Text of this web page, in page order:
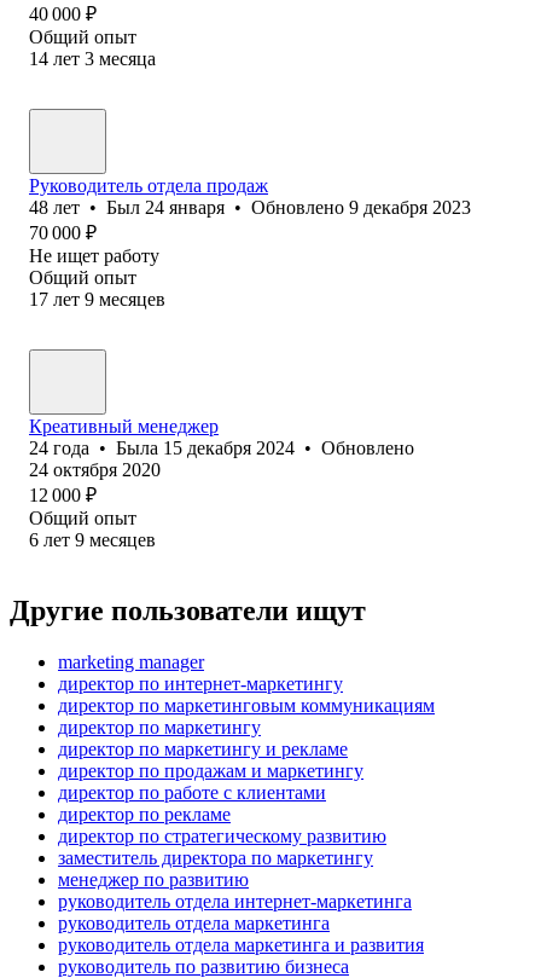
40 000 ₽
Общий опыт
14 лет 3 месяца
Руководитель отдела продаж
48 лет • Был 24 января • Обновлено 9 декабря 2023
70 000 ₽
Не ищет работу
Общий опыт
17 лет 9 месяцев
Креативный менеджер
24 года • Была 15 декабря 2024 • Обновлено
24 октября 2020
12 000 ₽
Общий опыт
6 лет 9 месяцев
Другие пользователи ищут
marketing manager
директор по интернет-маркетингу
директор по маркетинговым коммуникациям
директор по маркетингу
директор по маркетингу и рекламе
директор по продажам и маркетингу
директор по работе с клиентами
директор по рекламе
директор по стратегическому развитию
заместитель директора по маркетингу
менеджер по развитию
руководитель отдела интернет-маркетинга
руководитель отдела маркетинга
руководитель отдела маркетинга и развития
руководитель по развитию бизнеса